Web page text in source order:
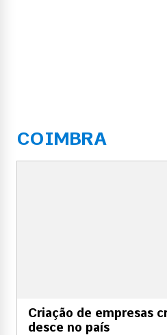
COIMBRA
Criação de empresas
desce no país